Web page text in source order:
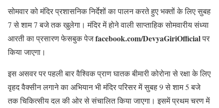
सोमवार को मंदिर प्रशासनिक निर्देशों का पालन करते हुए भक्तों के लिए सुबह
7 से शाम 7 बजे तक खुलेगा। मंदिर में होने वाली साप्ताहिक सोमवारीय संध्या
आरती का प्रसारण फेसबुक पेजfacebook.com/DevyaGiriOfficialपर
किया जाएगा।
इस असवर पर पहली बार वैश्विक प्राण घातक बीमारी कोरोना से रक्षा के लिए
वृहद वैक्सीन लगाने का अभियान भी मंदिर परिसर में सुबह 9 से शाम 5 बजे
तक चिकित्सीय दल की ओर से संचालित किया जाएगा। इसमें प्रथम चरण में